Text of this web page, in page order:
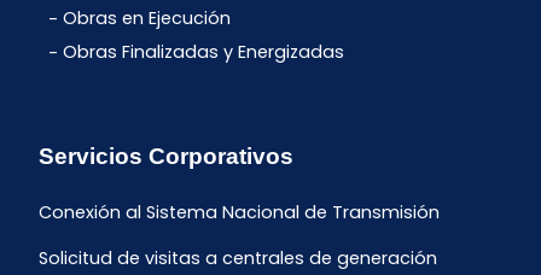
Obras en Ejecución
Obras Finalizadas y Energizadas
Servicios Corporativos
Conexión al Sistema Nacional de Transmisión
Solicitud de visitas a centrales de generación